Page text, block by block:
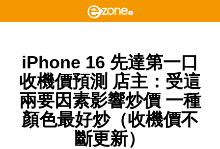
iPhone 16 先達第一口
收機價預測 店主：受這
兩要因素影響炒價 一種
顏色最好炒（收機價不
斷更新）